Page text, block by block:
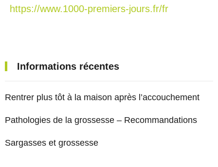
https://www.1000-premiers-jours.fr/fr
Informations récentes
Rentrer plus tôt à la maison après l’accouchement
Pathologies de la grossesse – Recommandations
Sargasses et grossesse